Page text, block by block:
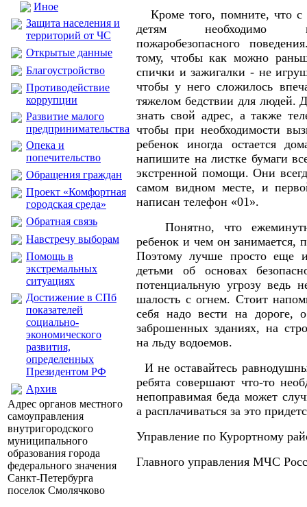
Иное
Защита населения и
территорий от ЧС
Открытые данные
Благоустройство
Противодействие
коррупции
Развитие малого
предпринимательства
Опека и
попечительство
Обращения граждан
Проект «Комфортная
городская среда»
Обратная связь
Навстречу выборам
Помощь в
экстремальных
ситуациях
Достижение в СПб
показателей
социально-
экономического
развития,
определенных
Президентом РФ
Архив
Адрес органов местного
самоуправления
внутригородского
муниципального
образования города
федерального значения
Санкт-Петербурга
поселок Смолячково
Кроме того, помните, что с
детям необходимо
пожаробезопасного
тому, чтобы как можно
спички и зажигалки - не
чтобы у него сложилось
тяжелом бедствии для людей.
знать свой адрес, а также
чтобы при необходимости
ребенок иногда остается
напишите на листке бумаги
экстренной помощи. Они
самом видном месте, и
написан телефон «01».
Понятно, что
ребенок и чем он занимается,
Поэтому лучше просто еще
детьми об основах
потенциальную угрозу ведь
шалость с огнем. Стоит
себя надо вести на дороге,
заброшенных зданиях, на
на льду водоемов.
И не оставайтесь
ребята совершают что-то
непоправимая беда может
а расплачиваться за это
Управление по Курортному
Главного управления МЧС